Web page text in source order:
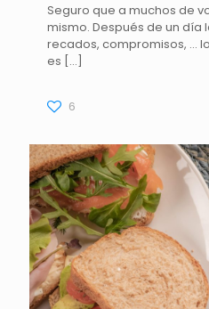
Seguro que a muchos de
mismo. Después de un día
recados, compromisos, …
es […]
6